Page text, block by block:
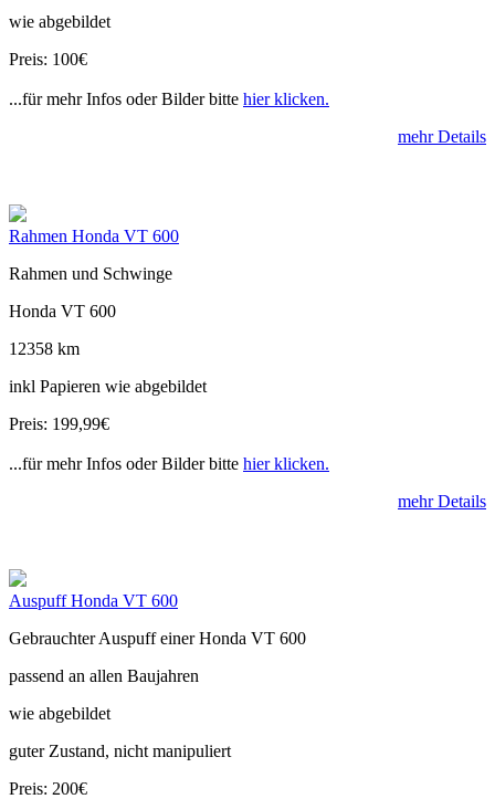
wie abgebildet
Preis: 100€
...für mehr Infos oder Bilder bitte hier klicken.
mehr Details
Rahmen Honda VT 600
Rahmen und Schwinge
Honda VT 600
12358 km
inkl Papieren wie abgebildet
Preis: 199,99€
...für mehr Infos oder Bilder bitte hier klicken.
mehr Details
Auspuff Honda VT 600
Gebrauchter Auspuff einer Honda VT 600
passend an allen Baujahren
wie abgebildet
guter Zustand, nicht manipuliert
Preis: 200€